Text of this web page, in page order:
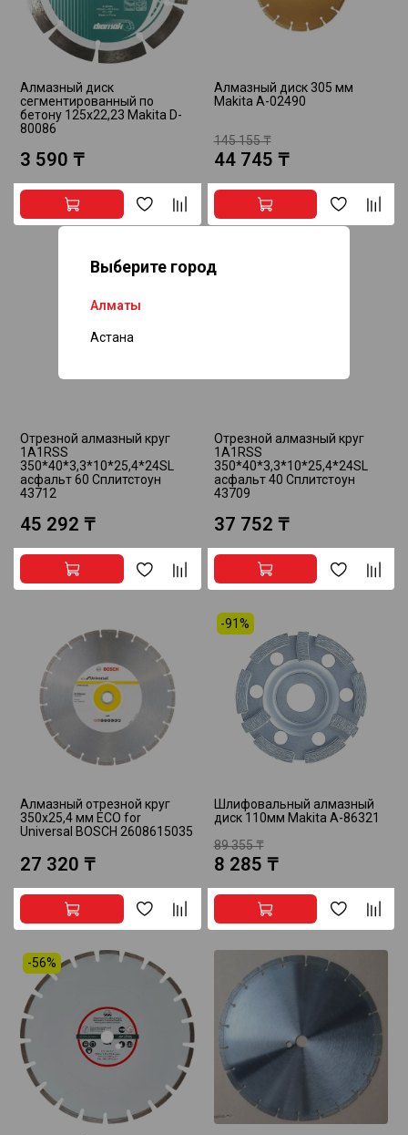
Выберите город
Алматы
Астана
Алмазный диск
сегментированный по
бетону 125x22,23 Makita D-
80086
3 590 ₸
Алмазный диск 305 мм
Makita A-02490
145 155 ₸
44 745 ₸
Отрезной алмазный круг
1A1RSS
350*40*3,3*10*25,4*24SL
асфальт 60 Сплитстоун
43712
45 292 ₸
Отрезной алмазный круг
1A1RSS
350*40*3,3*10*25,4*24SL
асфальт 40 Сплитстоун
43709
37 752 ₸
Алмазный отрезной круг
350х25,4 мм ECO for
Universal BOSCH 2608615035
27 320 ₸
-91%
Шлифовальный алмазный
диск 110мм Makita A-86321
89 355 ₸
8 285 ₸
-56%